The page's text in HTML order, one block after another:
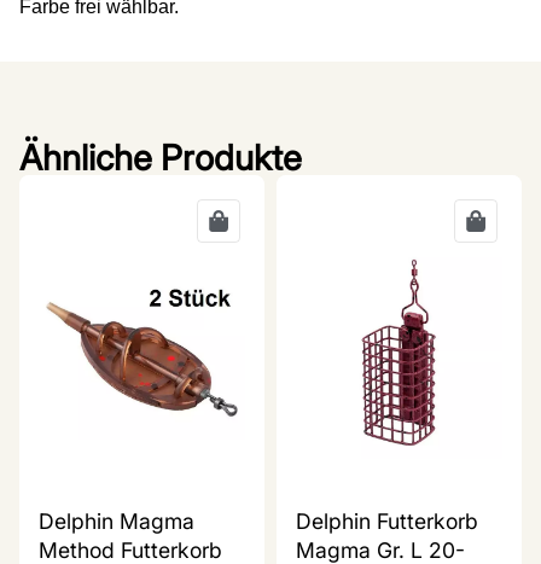
Farbe frei wählbar.
Ähnliche Produkte
Delphin Magma
Method Futterkorb
Delphin Futterkorb
Magma Gr. L 20-